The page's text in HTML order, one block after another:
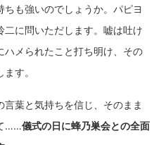
も強いのでしょうか。パピヨ
二に問いただします。嘘は吐け
ハメられたこと打ち明け、その
す。
葉と気持ちを信じ、そのまま
……儀式の日に蜂乃巣会との全面